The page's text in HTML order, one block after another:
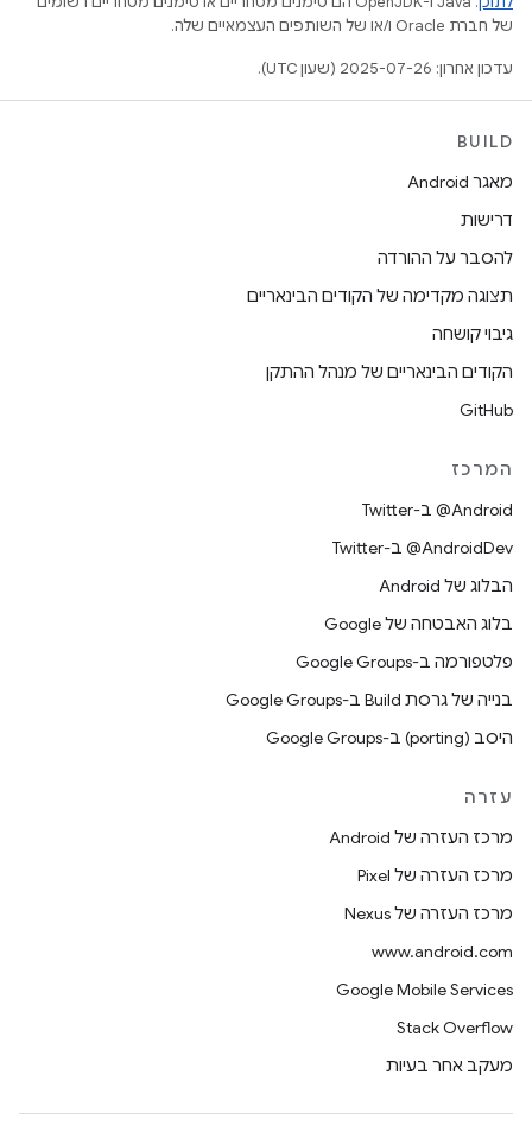
של חברת Oracle ו/או של השותפים העצמאיים שלה.
עדכון אחרון: 2025-07-26 (שעון UTC).
BUILD
מאגר Android
דרישות
להסבר על ההורדה
תצוגה מקדימה של הקודים הבינאריים
גיבוי קושחה
הקודים הבינאריים של מנהל ההתקן
GitHub
המרכז
‎@Android ב-Twitter
‎@AndroidDev ב-Twitter
הבלוג של Android
בלוג האבטחה של Google
פלטפורמה ב-Google Groups
בנייה של גרסת Build ב-Google Groups
היסב (porting) ב-Google Groups
עזרה
מרכז העזרה של Android
מרכז העזרה של Pixel
מרכז העזרה של Nexus
www.android.com
Google Mobile Services
Stack Overflow
מעקב אחר בעיות